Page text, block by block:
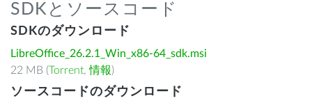
SDKとソースコード
SDKのダウンロード
LibreOffice_26.2.1_Win_x86-64_sdk.msi
22 MB (Torrent,情報)
ソースコードのダウンロード